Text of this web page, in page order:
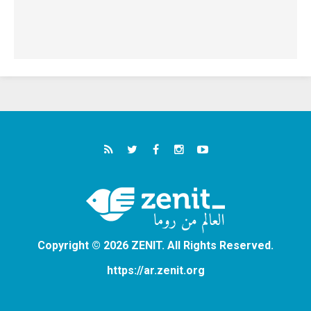
Copyright © 2026 ZENIT. All Rights Reserved.
https://ar.zenit.org